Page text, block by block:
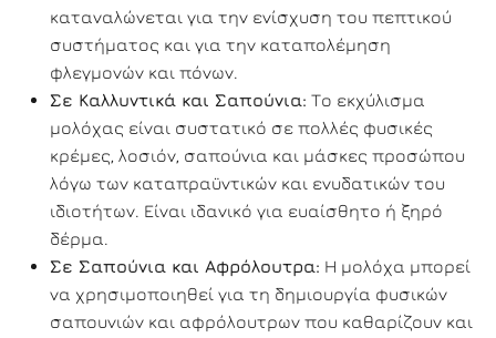
καταναλώνεται για την ενίσχυση του πεπτικού
συστήματος και για την καταπολέμηση
φλεγμονών και πόνων.
Σε Καλλυντικά και Σαπούνια: Το εκχύλισμα
μολόχας είναι συστατικό σε πολλές φυσικές
κρέμες, λοσιόν, σαπούνια και μάσκες προσώπου
λόγω των καταπραϋντικών και ενυδατικών του
ιδιοτήτων. Είναι ιδανικό για ευαίσθητο ή ξηρό
δέρμα.
Σε Σαπούνια και Αφρόλουτρα: Η μολόχα μπορεί
να χρησιμοποιηθεί για τη δημιουργία φυσικών
σαπουνιών και αφρόλουτρων που καθαρίζουν και